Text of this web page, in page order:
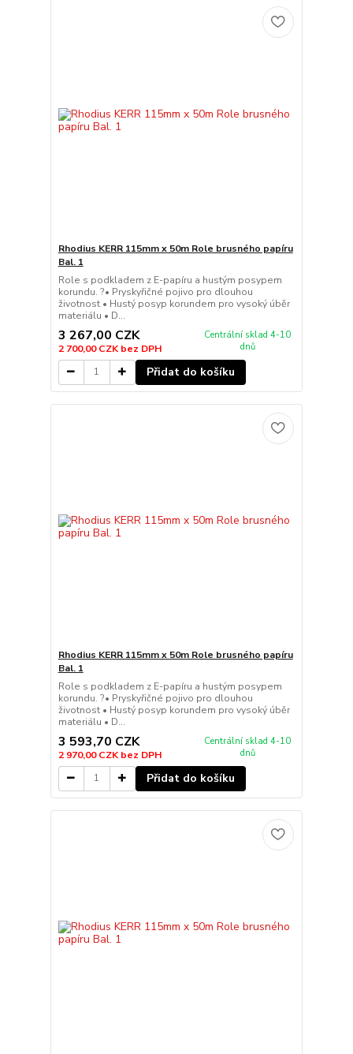
Rhodius KERR 115mm x 50m Role brusného papíru
Bal. 1
Role s podkladem z E-papíru a hustým posypem
korundu. ?• Pryskyřičné pojivo pro dlouhou
životnost • Hustý posyp korundem pro vysoký úběr
materiálu • D...
3 267,00 CZK
2 700,00 CZKbez DPH
Centrální sklad 4-10
dnů
Přidat do košíku
Rhodius KERR 115mm x 50m Role brusného papíru
Bal. 1
Role s podkladem z E-papíru a hustým posypem
korundu. ?• Pryskyřičné pojivo pro dlouhou
životnost • Hustý posyp korundem pro vysoký úběr
materiálu • D...
3 593,70 CZK
2 970,00 CZKbez DPH
Centrální sklad 4-10
dnů
Přidat do košíku